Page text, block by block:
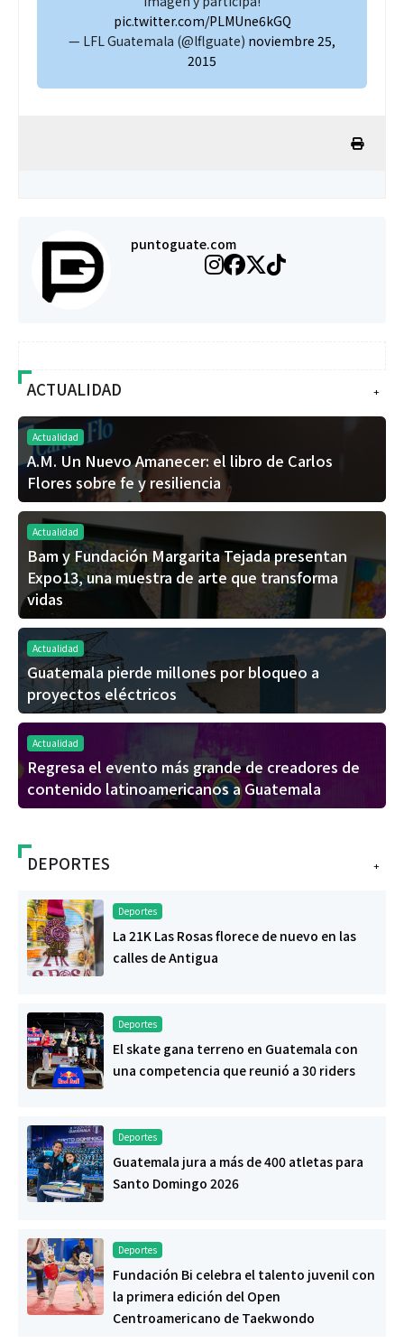
pic.twitter.com/PLMUne6kGQ
— LFL Guatemala (@lflguate) noviembre 25,
2015
puntoguate.com
+
ACTUALIDAD
Actualidad
A.M. Un Nuevo Amanecer: el libro de Carlos
Flores sobre fe y resiliencia
Actualidad
Bam y Fundación Margarita Tejada presentan
Expo13, una muestra de arte que transforma
vidas
Actualidad
Guatemala pierde millones por bloqueo a
proyectos eléctricos
Actualidad
Regresa el evento más grande de creadores de
contenido latinoamericanos a Guatemala
+
DEPORTES
Deportes
La 21K Las Rosas florece de nuevo en las
calles de Antigua
Deportes
El skate gana terreno en Guatemala con
una competencia que reunió a 30 riders
Deportes
Guatemala jura a más de 400 atletas para
Santo Domingo 2026
Deportes
Fundación Bi celebra el talento juvenil con
la primera edición del Open
Centroamericano de Taekwondo